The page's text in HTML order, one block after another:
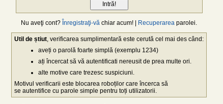
Nu aveţi cont? Înregistraţi-vă chiar acum! | Recuperarea parolei.
Util de știut , verificarea sumplimentară este cerută cel mai des când:
aveți o parolă foarte simplă (exemplu 1234)
ați încercat să vă autentificati nereusit de prea multe ori.
alte motive care trezesc suspiciuni.
Motivul verificarii este blocarea roboților care încerca să
se autentifice cu parole simple pentru toți utilizatorii.